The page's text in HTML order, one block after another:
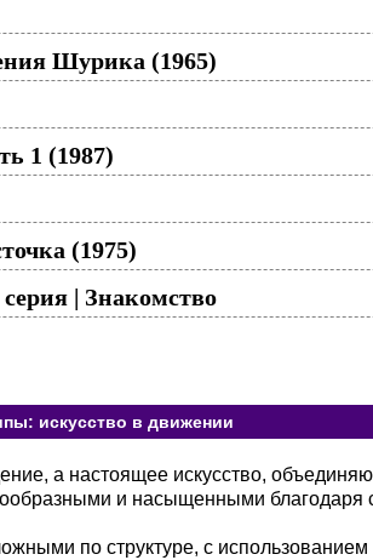
Шурика (1965)
1 (1987)
(1975)
| Знакомство
искусство в движении
а настоящее искусство,
и насыщенными благодаря
по структуре, с